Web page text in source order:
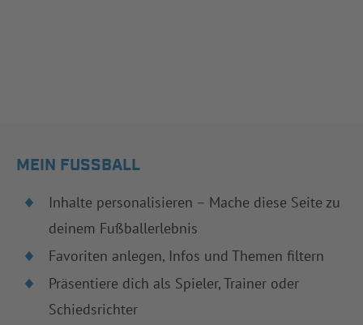
MEIN FUSSBALL
Inhalte personalisieren – Mache diese Seite zu
deinem Fußballerlebnis
Favoriten anlegen, Infos und Themen filtern
Präsentiere dich als Spieler, Trainer oder
Schiedsrichter